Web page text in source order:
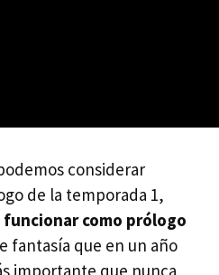
considerar
de la temporada 1,
como prólogo
fantasía que en un año